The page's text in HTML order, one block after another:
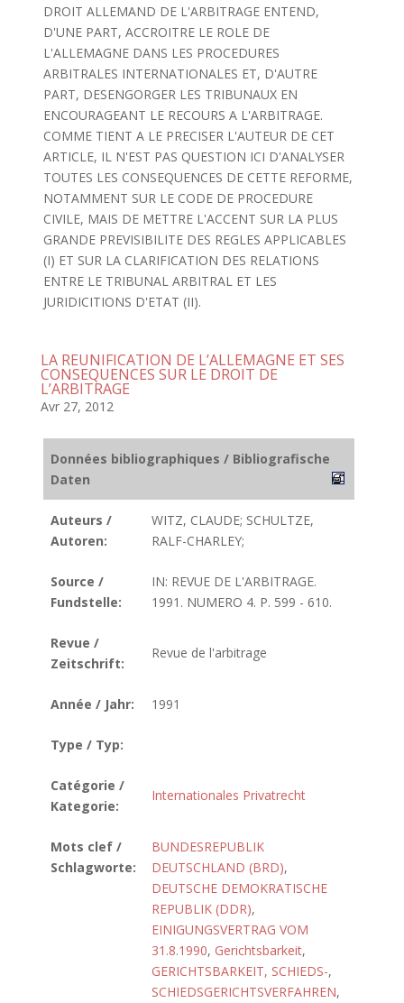
DROIT ALLEMAND DE L'ARBITRAGE ENTEND,
D'UNE PART, ACCROITRE LE ROLE DE
L'ALLEMAGNE DANS LES PROCEDURES
ARBITRALES INTERNATIONALES ET, D'AUTRE
PART, DESENGORGER LES TRIBUNAUX EN
ENCOURAGEANT LE RECOURS A L'ARBITRAGE.
COMME TIENT A LE PRECISER L'AUTEUR DE CET
ARTICLE, IL N'EST PAS QUESTION ICI D'ANALYSER
TOUTES LES CONSEQUENCES DE CETTE REFORME,
NOTAMMENT SUR LE CODE DE PROCEDURE
CIVILE, MAIS DE METTRE L'ACCENT SUR LA PLUS
GRANDE PREVISIBILITE DES REGLES APPLICABLES
(I) ET SUR LA CLARIFICATION DES RELATIONS
ENTRE LE TRIBUNAL ARBITRAL ET LES
JURIDICITIONS D'ETAT (II).
LA REUNIFICATION DE L’ALLEMAGNE ET SES
CONSEQUENCES SUR LE DROIT DE
L’ARBITRAGE
Avr 27, 2012
Données bibliographiques / Bibliografische
Daten
Auteurs /
Autoren:
WITZ, CLAUDE; SCHULTZE,
RALF-CHARLEY;
Source /
Fundstelle:
IN: REVUE DE L'ARBITRAGE.
1991. NUMERO 4. P. 599 - 610.
Revue /
Zeitschrift:
Revue de l'arbitrage
Année / Jahr: 1991
Type / Typ:
Catégorie /
Kategorie:
Internationales Privatrecht
Mots clef /
Schlagworte:
BUNDESREPUBLIK
DEUTSCHLAND (BRD),
DEUTSCHE DEMOKRATISCHE
REPUBLIK (DDR),
EINIGUNGSVERTRAG VOM
31.8.1990, Gerichtsbarkeit,
GERICHTSBARKEIT, SCHIEDS-,
SCHIEDSGERICHTSVERFAHREN,